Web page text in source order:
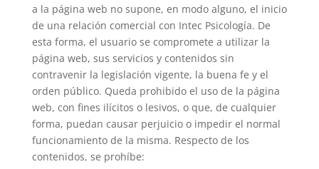
a la página web no supone, en modo alguno, el inicio
de una relación comercial con Intec Psicología. De
esta forma, el usuario se compromete a utilizar la
página web, sus servicios y contenidos sin
contravenir la legislación vigente, la buena fe y el
orden público. Queda prohibido el uso de la página
web, con fines ilícitos o lesivos, o que, de cualquier
forma, puedan causar perjuicio o impedir el normal
funcionamiento de la misma. Respecto de los
contenidos, se prohíbe: